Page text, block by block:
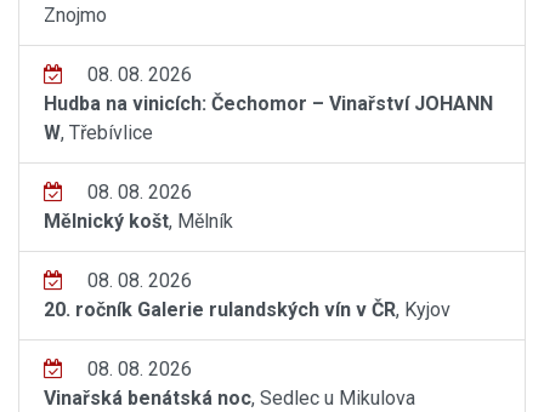
Znojmo
08. 08. 2026
Hudba na vinicích: Čechomor – Vinařství JOHANN
W, Třebívlice
08. 08. 2026
Mělnický košt, Mělník
08. 08. 2026
20. ročník Galerie rulandských vín v ČR, Kyjov
08. 08. 2026
Vinařská benátská noc, Sedlec u Mikulova